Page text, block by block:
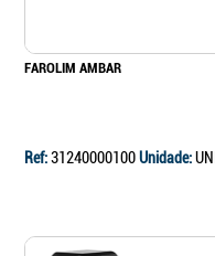
FAROLIM AMBAR
Ref:31240000100Unidade:UNI